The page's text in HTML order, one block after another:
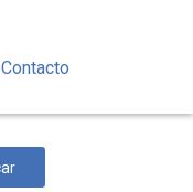
Contacto